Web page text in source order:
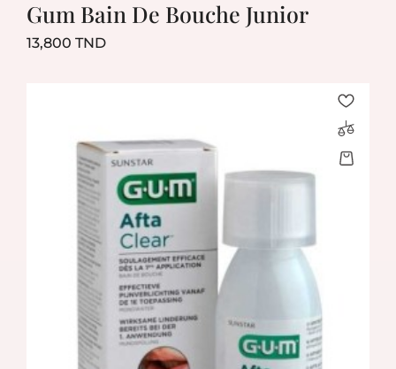
Gum Bain De Bouche Junior
13,800 TNDPrix